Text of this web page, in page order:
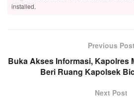
installed.
Previous Post
Buka Akses Informasi, Kapolres
Beri Ruang Kapolsek
Next Post